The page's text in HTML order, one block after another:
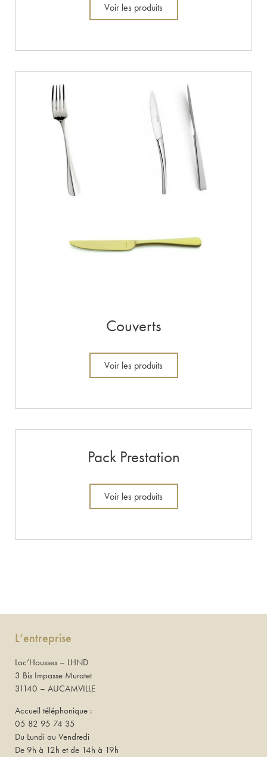
Voir les produits
Couverts
Voir les produits
Pack Prestation
Voir les produits
L’entreprise
Loc’Housses – LHND
3 Bis Impasse Muratet
31140 – AUCAMVILLE
Accueil téléphonique :
05 82 95 74 35
Du Lundi au Vendredi
De 9h à 12h et de 14h à 19h